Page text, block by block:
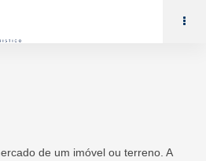
de um imóvel ou terreno. A